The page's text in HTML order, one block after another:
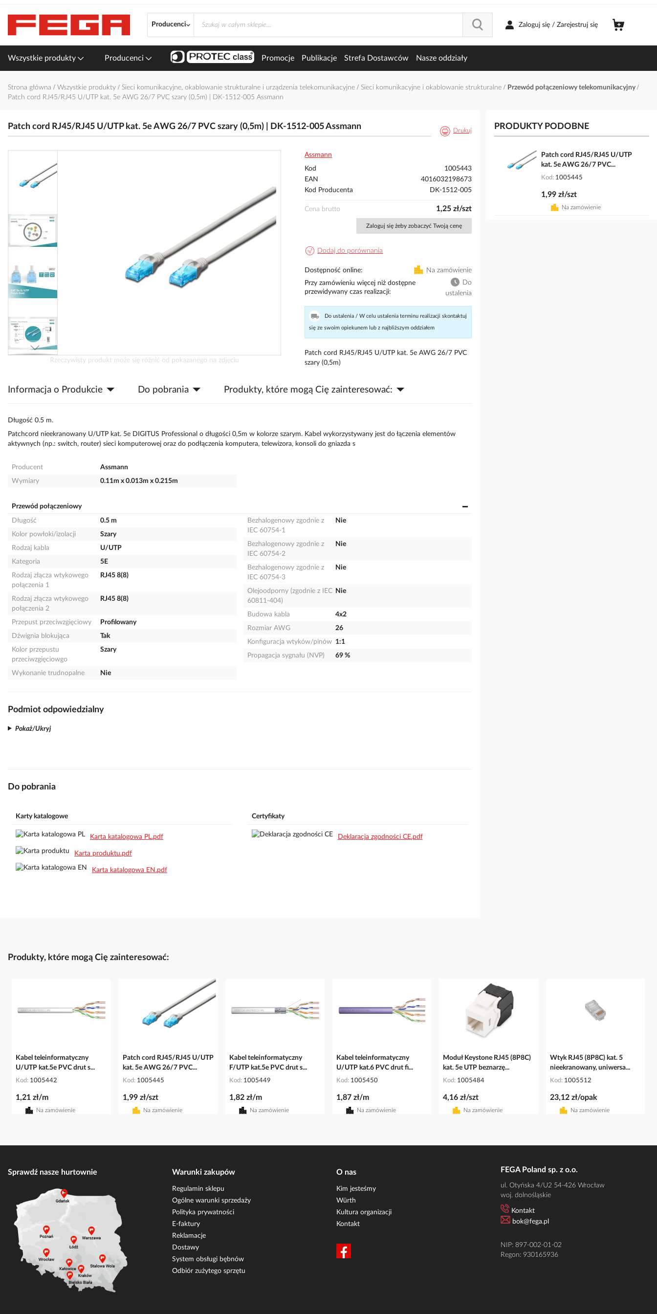
treści
Producenci Zaloguj się / Zarejestruj się
Wszystkie produkty Producenci Promocje Publikacje Strefa Dostawców Nasze oddziały
Strona główna Wszystkie produkty Sieci komunikacyjne, okablowanie strukturalne i urządzenia telekomunikacyjne Sieci komunikacyjne i okablowanie strukturalne
Przewód połączeniowy telekomunikacyjny
Patch cord RJ45/RJ45 U/UTP kat. 5e AWG 26/7 PVC szary (0,5m) | DK-1512-005 Assmann
Patch cord RJ45/RJ45 U/UTP kat. 5e AWG 26/7 PVC szary (0,5m) | DK-1512-005 Assmann Drukuj
galerii
galerii
Rzeczywisty produkt może się różnić od pokazanego na zdjęciu
Assmann
Kod
1005443
EAN
4016032198673
Kod Producenta
DK-1512-005
Cena brutto 1,25 zł/szt
Zaloguj się żeby zobaczyć Twoją cenę
Dodaj do porównania
Dostępność online
Na zamówienie
Przy zamówieniu więcej niż dostępne
przewidywany czas realizacji
Do
ustalenia
Do ustalenia / W celu ustalenia terminu realizacji skontaktuj
się ze swoim opiekunem lub z najbliższym oddziałem
Patch cord RJ45/RJ45 U/UTP kat. 5e AWG 26/7 PVC
szary (0,5m)
Informacja o Produkcie Do pobrania Produkty, które mogą Cię zainteresować:
Długość 0.5 m.
Patchcord nieekranowany U/UTP kat. 5e DIGITUS Professional o długości 0,5m w kolorze szarym. Kabel wykorzystywany jest do łączenia elementów
aktywnych (np.: switch, router) sieci komputerowej oraz do podłączenia komputera, telewizora, konsoli do gniazda s
Producent
Assmann
Wymiary
0.11m x 0.013m x 0.215m
Przewód połączeniowy
Długość
0.5 m
Kolor powłoki/izolacji
Szary
Rodzaj kabla
U/UTP
Kategoria
5E
Rodzaj złącza wtykowego
połączenia 1
RJ45 8(8)
Rodzaj złącza wtykowego
połączenia 2
RJ45 8(8)
Przepust przeciwzgięciowy
Profilowany
Dźwignia blokująca
Tak
Kolor przepustu
przeciwzgięciowgo
Szary
Wykonanie trudnopalne Nie
Bezhalogenowy zgodnie z
IEC 60754-1
Nie
Bezhalogenowy zgodnie z
IEC 60754-2
Nie
Bezhalogenowy zgodnie z
IEC 60754-3
Nie
Olejoodporny (zgodnie z IEC
60811-404)
Nie
Budowa kabla
4x2
Rozmiar AWG
26
Konfiguracja wtyków/pinów
1:1
Propagacja sygnału (NVP)
69 %
Podmiot odpowiedzialny
Pokaż/Ukryj
Do pobrania
Karty katalogowe
Karta katalogowa PL.pdf
Karta produktu.pdf
Karta katalogowa EN.pdf
Certyfikaty
Deklaracja zgodności CE.pdf
PRODUKTY PODOBNE
Patch cord RJ45/RJ45 U/UTP
kat. 5e AWG 26/7 PVC...
Kod 1005445
1,99 zł/szt
Na zamówienie
Produkty, które mogą Cię zainteresować:
Kabel teleinformatyczny
U/UTP kat.5e PVC drut s...
Kod 1005442
1,21 zł/m
Na zamówienie
Patch cord RJ45/RJ45 U/UTP
kat. 5e AWG 26/7 PVC...
Kod 1005445
1,99 zł/szt
Na zamówienie
Kabel teleinformatyczny
F/UTP kat.5e PVC drut s...
Kod 1005449
1,82 zł/m
Na zamówienie
Kabel teleinformatyczny
U/UTP kat.6 PVC drut fi...
Kod 1005450
1,87 zł/m
Na zamówienie
Moduł Keystone RJ45 (8P8C)
kat. 5e UTP beznarzę...
Kod 1005484
4,16 zł/szt
Na zamówienie
Wtyk RJ45 (8P8C) kat. 5
nieekranowany, uniwersa...
Kod 1005512
23,12 zł/opak
Na zamówienie
Sprawdź nasze hurtownie Warunki zakupów
Regulamin sklepu
Ogólne warunki sprzedaży
Polityka prywatności
E-faktury
Reklamacje
Dostawy
System obsługi bębnów
Odbiór zużytego sprzętu
O nas
Kim jesteśmy
Würth
Kultura organizacji
Kontakt
FEGA Poland sp. z o.o.
ul. Otyńska 4/U2 54-426 Wrocław
woj. dolnośląskie
Kontakt
bok@fega.pl
NIP: 897-002-01-02
Regon: 930165936